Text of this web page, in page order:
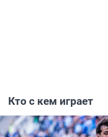
Кто с кем играет